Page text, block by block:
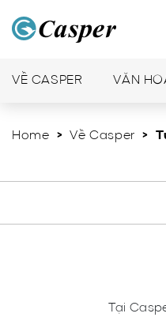
VỀ CASPER VĂN
Home >Về Casper >
Tại